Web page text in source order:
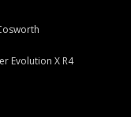
Evolution X R4